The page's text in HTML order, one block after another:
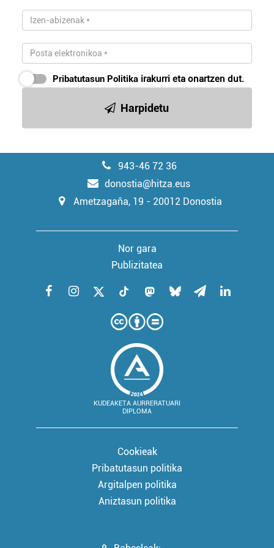
Pribatutasun Politika irakurri eta onartzen dut.
Harpidetu
943-46 72 36
donostia@hitza.eus
Ametzagaña, 19 - 20012 Donostia
Nor gara
Publizitatea
KUDEAKETA AURRERATUARI
DIPLOMA
Cookieak
Pribatutasun politika
Argitalpen politika
Aniztasun politika